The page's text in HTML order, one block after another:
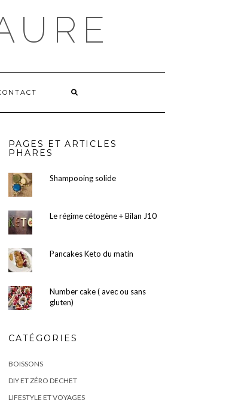
PAGES ET ARTICLES
PHARES
Shampooing solide
Le régime cétogène + Bilan J10
Pancakes Keto du matin
Number cake ( avec ou sans
gluten)
CATÉGORIES
BOISSONS
DIY ET ZÉRO DECHET
LIFESTYLE ET VOYAGES